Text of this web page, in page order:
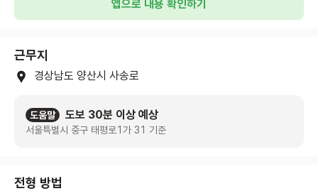
앱으로 내용 확인하기
근무지
경상남도 양산시 사송로
도움말 도보 30분 이상 예상
서울특별시 중구 태평로1가 31 기준
전형 방법